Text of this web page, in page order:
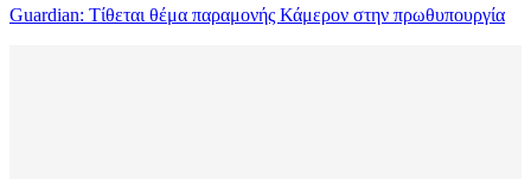
Guardian: Τίθεται θέμα παραμονής Κάμερον στην πρωθυπουργία